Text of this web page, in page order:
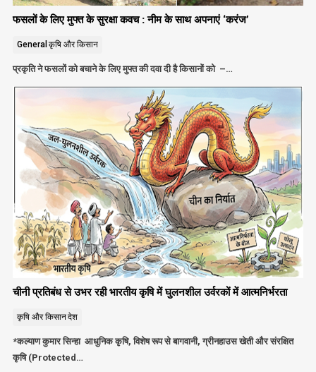
फसलों के लिए मुफ्त के सुरक्षा कवच : नीम के साथ अपनाएं ‘करंज’
General कृषि और किसान
प्रकृति ने फसलों को बचाने के लिए मुफ्त की दवा दी है किसानों को –…
चीनी प्रतिबंध से उभर रही भारतीय कृषि में घुलनशील उर्वरकों में आत्मनिर्भरता
कृषि और किसानदेश
*कल्याण कुमार सिन्हा आधुनिक कृषि, विशेष रूप से बागवानी, ग्रीनहाउस खेती और संरक्षित
कृषि (Protected…